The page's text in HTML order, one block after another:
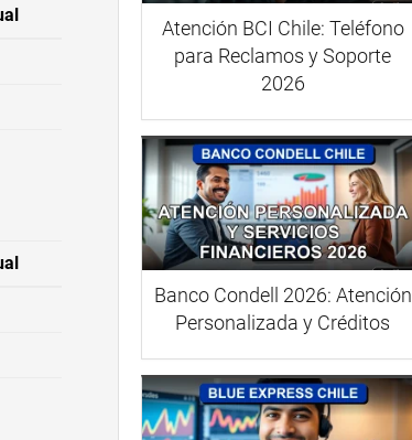
Atención BCI Chile: Teléfono
para Reclamos y Soporte
2026
Banco Condell 2026: Atención
Personalizada y Créditos